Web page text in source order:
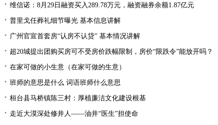
维信诺：8月29日融资买入289.78万元，融资融券余额1.87亿元
普里戈任葬礼细节曝光 基本信息讲解
广州官宣首套房“认房不认贷” 基本情况讲解
超20城提出团购买房可不受房价跌幅限制，房价“限跌令”能放开吗？
在家可做的小生意（在家可做的生意）
班师的意思是什么 词语班师什么意思
桓台县马桥镇陈三村：厚植廉洁文化建设根基
走近大漠深处修井人——油井“医生”担使命